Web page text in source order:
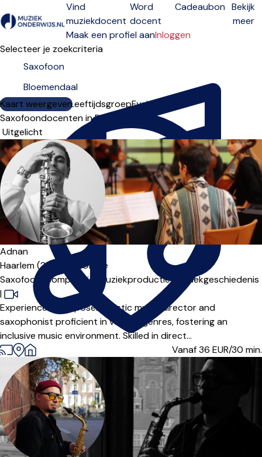
Open menu
Vind
muziekdocent
Word
docent
Cadeaubon Bekijk
meer
Maak een profiel aanInloggen
Selecteer je zoekcriteria
Kaart weergeven
LesdagenNiveauLeeftijdsgroepFysiek
Saxofoondocenten in Bloemendaal
Sorteervolgorde
Adnan
Haarlem (2021***),Online
Saxofoon,
Compositie, Muziekproductie,
Muziekgeschiedenis
|
Experienced composer artistic music director and
saxophonist proficient in various genres, fostering an
inclusive music environment. Skilled in direct...
Vanaf 36 EUR/30 min.